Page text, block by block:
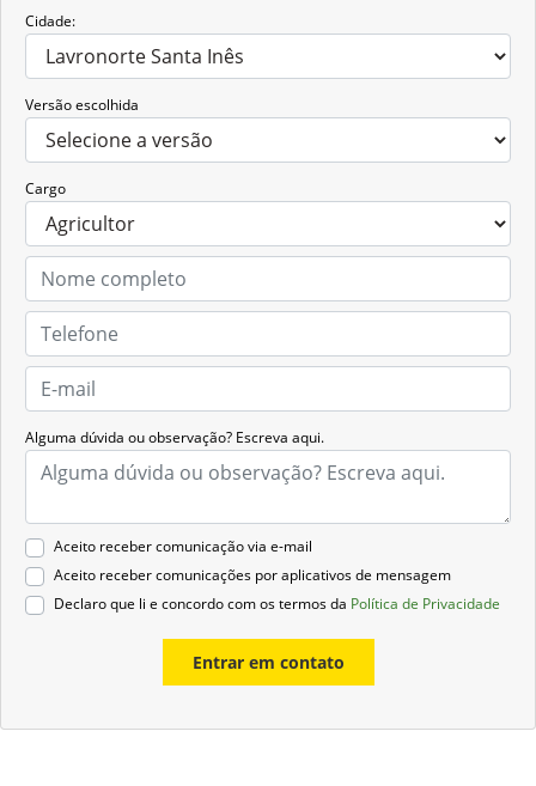
Cidade:
Versão escolhida
Cargo
Alguma dúvida ou observação? Escreva aqui.
Aceito receber comunicação via e-mail
Aceito receber comunicações por aplicativos de mensagem
Declaro que li e concordo com os termos da Política de Privacidade
Entrar em contato